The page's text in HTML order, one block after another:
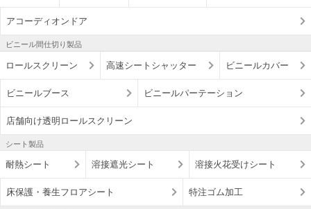
アコーディオンドア
ビニール間仕切り製品
ロールスクリーン 高速シートシャッター ビニールカバー
ビニールブース ビニールパーテーション
店舗向け透明ロールスクリーン
シート製品
耐熱シート 溶接遮光シート 溶接火花受けシート
床保護・養生フロアシート 特注ゴム加工